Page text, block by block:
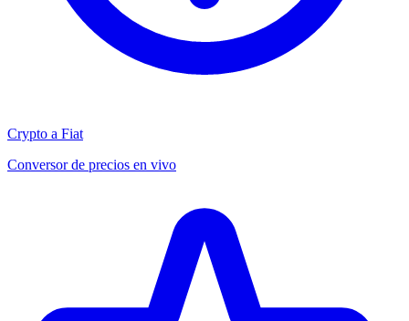
Crypto a Fiat
Conversor de precios en vivo